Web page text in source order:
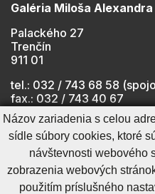
Galéria Miloša
Palackého 27
Trenčín
911 01
tel.: 032 / 743 68 58
fax.: 032 / 743 40 67
e-mail:
info@gmab.sk
Cookies nastavenie
Cookies - viac informácií
Technický prevádzkovateľ
Názov zariadenia s celou
sídle súbory cookies, ktoré
návštevnosti webového
zobrazenia webových
použitím príslušného